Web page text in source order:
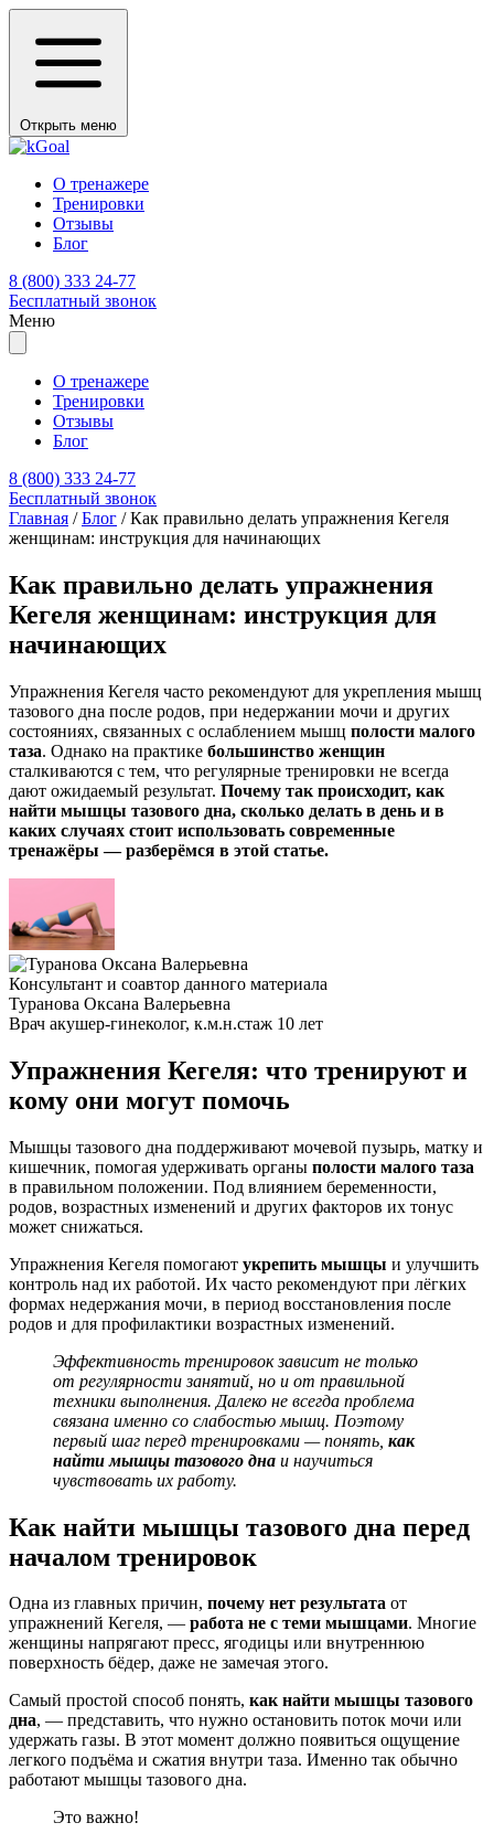
Открыть меню
О тренажере
Тренировки
Отзывы
Блог
8 (800) 333 24-77
Бесплатный звонок
Меню
О тренажере
Тренировки
Отзывы
Блог
8 (800) 333 24-77
Бесплатный звонок
Главная /Блог /Как правильно делать упражнения Кегеля
женщинам: инструкция для начинающих
Как правильно делать упражнения
Кегеля женщинам: инструкция для
начинающих
Упражнения Кегеля часто рекомендуют для укрепления мышц
тазового дна после родов, при недержании мочи и других
состояниях, связанных с ослаблением мышц полости малого
таза. Однако на практике большинство женщин
сталкиваются с тем, что регулярные тренировки не всегда
дают ожидаемый результат. Почему так происходит, как
найти мышцы тазового дна, сколько делать в день и в
каких случаях стоит использовать современные
тренажёры — разберёмся в этой статье.
Консультант и соавтор данного материала
Туранова Оксана Валерьевна
Врач акушер-гинеколог, к.м.н.стаж 10 лет
Упражнения Кегеля: что тренируют и
кому они могут помочь
Мышцы тазового дна поддерживают мочевой пузырь, матку и
кишечник, помогая удерживать органы полости малого таза
в правильном положении. Под влиянием беременности,
родов, возрастных изменений и других факторов их тонус
может снижаться.
Упражнения Кегеля помогают укрепить мышцы и улучшить
контроль над их работой. Их часто рекомендуют при лёгких
формах недержания мочи, в период восстановления после
родов и для профилактики возрастных изменений.
Эффективность тренировок зависит не только
от регулярности занятий, но и от правильной
техники выполнения. Далеко не всегда проблема
связана именно со слабостью мышц. Поэтому
первый шаг перед тренировками — понять, как
найти мышцы тазового дна и научиться
чувствовать их работу.
Как найти мышцы тазового дна перед
началом тренировок
Одна из главных причин, почему нет результата от
упражнений Кегеля, — работа не с теми мышцами. Многие
женщины напрягают пресс, ягодицы или внутреннюю
поверхность бёдер, даже не замечая этого.
Самый простой способ понять, как найти мышцы тазового
дна, — представить, что нужно остановить поток мочи или
удержать газы. В этот момент должно появиться ощущение
легкого подъёма и сжатия внутри таза. Именно так обычно
работают мышцы тазового дна.
Это важно!